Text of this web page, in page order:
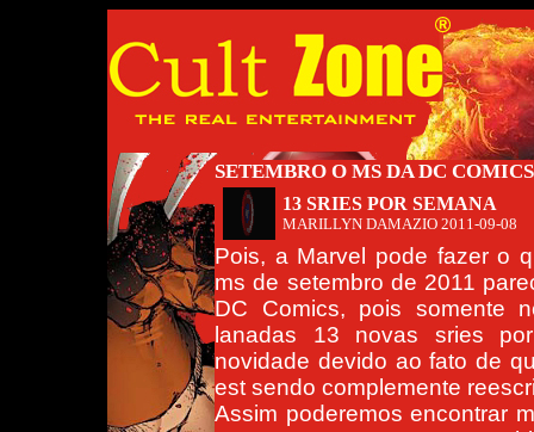
SETEMBRO O MS DA DC
13 SRIES POR SEMANA
MARILLYN DAMAZIO 2011-09-08
Pois, a Marvel pode fazer o
ms de setembro de 2011
DC Comics, pois somente
lanadas 13 novas sries
novidade devido ao fato de
est sendo complemente
Assim poderemos encontrar